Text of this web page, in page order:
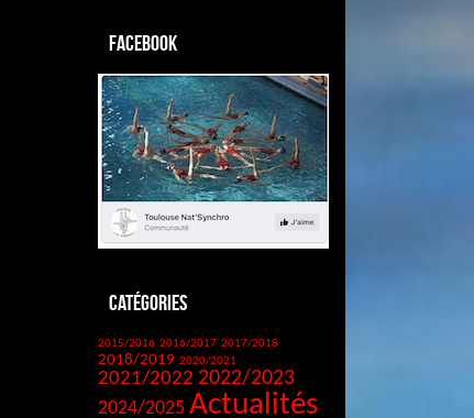
Facebook
Catégories
2015/2016 2016/2017 2017/2018
2018/2019 2020/2021
2021/2022 2022/2023
2024/2025 Actualités